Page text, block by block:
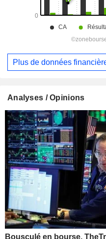
Plus de données
Analyses / Opinions
Bousculé en bourse,